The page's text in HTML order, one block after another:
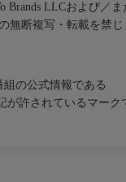
LLCおよび／
無断複写・転載を禁じ
組の公式情報である
が許されているマーク